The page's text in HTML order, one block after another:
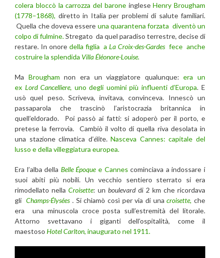
colera bloccò la carrozza del baroneingleseHenry Brougham
(1778–1868), diretto in Italia per problemi di salute familiari.
Quella che doveva essere una quarantena forzata diventò un
colpo di fulmine.Stregato da quel paradiso terrestre, decise di
restare. In onore della figlia a La Croix-des-Gardesfece anche
costruire la splendida Villa Éléonore-Louise.
Ma Brougham non era un viaggiatore qualunque:era un
ex Lord Cancelliere, uno degli uomini più influenti d’Europa. E
usò quel peso. Scriveva, invitava, convinceva. Innescò un
passaparola che trascinò l’aristocrazia britannica in
quell’eldorado. Poi passò ai fatti: si adoperò per il porto, e
pretese la ferrovia. Cambiò il volto di quella riva desolata in
una stazione climatica d’élite.Nasceva Cannes: capitale del
lusso e della villeggiatura europea.
Era l’alba della Belle Époquee Cannes cominciava a indossare i
suoi abiti più nobili. Un vecchio sentiero sterrato si era
rimodellato nella Croisette: un boulevarddi 2 km che ricordava
gliChamps-Élysées . Si chiamò così per via di unacroisette, che
era una minuscola croce posta sull’estremità del litorale.
Attorno svettavano i giganti dell’ospitalità, come il
maestoso Hotel Carlton, inaugurato nel 1911.